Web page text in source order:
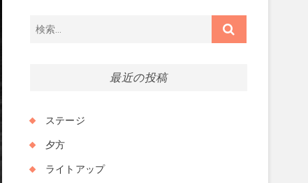
最近の投稿
ステージ
夕方
ライトアップ